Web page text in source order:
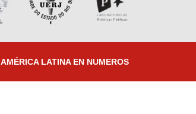
AMÉRICA LATINA EN NUMEROS